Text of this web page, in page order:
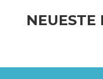
NEUESTE